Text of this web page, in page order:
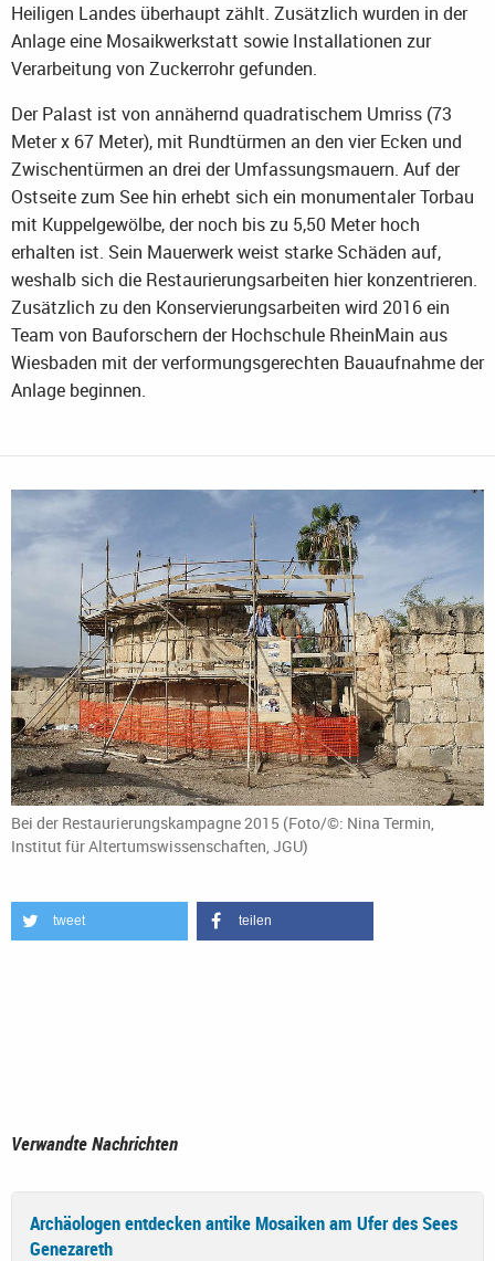
Heiligen Landes überhaupt zählt. Zusätzlich wurden in der
Anlage eine Mosaikwerkstatt sowie Installationen zur
Verarbeitung von Zuckerrohr gefunden.
Der Palast ist von annähernd quadratischem Umriss (73
Meter x 67 Meter), mit Rundtürmen an den vier Ecken und
Zwischentürmen an drei der Umfassungsmauern. Auf der
Ostseite zum See hin erhebt sich ein monumentaler Torbau
mit Kuppelgewölbe, der noch bis zu 5,50 Meter hoch
erhalten ist. Sein Mauerwerk weist starke Schäden auf,
weshalb sich die Restaurierungsarbeiten hier konzentrieren.
Zusätzlich zu den Konservierungsarbeiten wird 2016 ein
Team von Bauforschern der Hochschule RheinMain aus
Wiesbaden mit der verformungsgerechten Bauaufnahme der
Anlage beginnen.
Bei der Restaurierungskampagne 2015 (Foto/©: Nina Termin,
Institut für Altertumswissenschaften, JGU)
tweet teilen
Verwandte Nachrichten
Archäologen entdecken antike Mosaiken am Ufer des Sees
Genezareth